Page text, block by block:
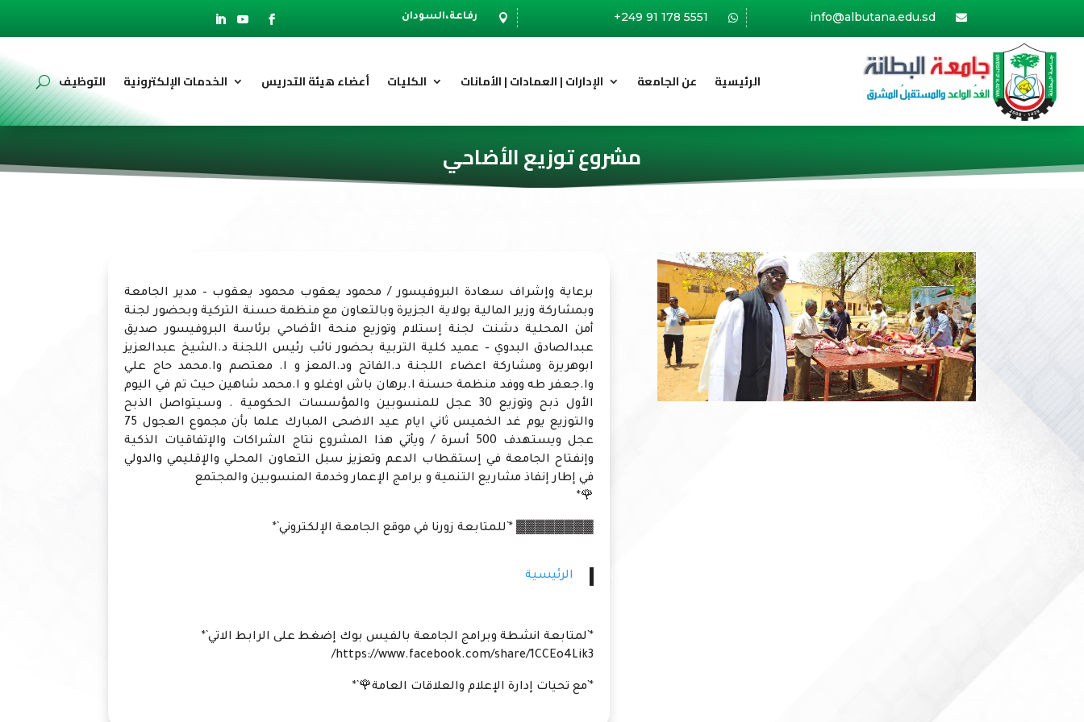
 رفاعة،السودان 
+249 91 178 5551 
info@albutana.edu.sd
الرئيسية عن الجامعة الإدارات | العمادات | الأمانات الكليات أعضاء هيئة التدريس الخدمات الإلكترونية التوظيف
مشروع توزيع الأضاحي
برعاية وإشراف سعادة البروفيسور / محمود يعقوب محمود يعقوب – مدير الجامعة
وبمشاركة وزير المالية بولاية الجزيرة وبالتعاون مع منظمة حسنة التركية وبحضور لجنة
أمن المحلية دشنت لجنة إستلام وتوزيع منحة الأضاحي برئاسة البروفيسور صديق
عبدالصادق البدوي – عميد كلية التربية بحضور نائب رئيس اللجنة د.الشيخ عبدالعزيز
ابوهريرة ومشاركة اعضاء اللجنة د.الفاتح ود.المعز و ا. معتصم وا.محمد حاج علي
وا.جعفر طه ووفد منظمة حسنة ا.برهان باش اوغلو و ا.محمد شاهين حيث تم في اليوم
الأول ذبح وتوزيع 30 عجل للمنسوبين والمؤسسات الحكومية . وسيتواصل الذبح
والتوزيع يوم غد الخميس ثاني ايام عيد الاضحى المبارك علما بأن مجموع العجول 75
عجل ويستهدف 500 أسرة / ويأتي هذا المشروع نتاج الشراكات والإتفاقيات الذكية
وإنفتاح الجامعة في إستقطاب الدعم وتعزيز سبل التعاون المحلي والإقليمي والدولي
في إطار إنفاذ مشاريع التنمية و برامج الإعمار وخدمة المنسوبين والمجتمع
🌹*
▓▓▓▓▓▓▓▓ *`للمتابعة زورنا في موقع الجامعة الإلكتروني`*
الرئيسية
*`لمتابعة انشطة وبرامج الجامعة بالفيس بوك إضغط على الرابط الاتي`*
https://www.facebook.com/share/1CCEo4Lik3/
*`مع تحيات إدارة الإعلام والعلاقات العامة🌹`*